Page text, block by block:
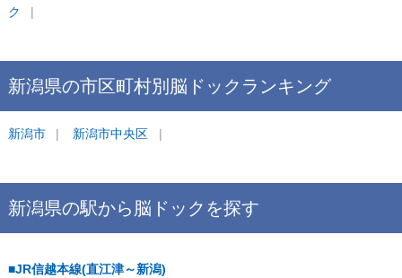
ク
新潟県の市区町村別 脳ドック ランキング
新潟市 新潟市中央区
新潟県の駅から 脳ドックを探す
■JR信越本線(直江津～新潟)